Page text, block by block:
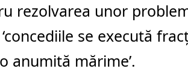
rezolvarea unor
se execută
anumită mărime’.